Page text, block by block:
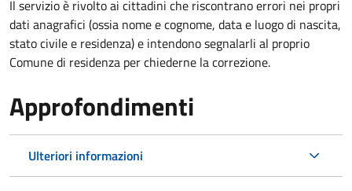
Il servizio è rivolto ai cittadini che riscontrano errori nei propri
dati anagrafici (ossia nome e cognome, data e luogo di nascita,
stato civile e residenza) e intendono segnalarli al proprio
Comune di residenza per chiederne la correzione.
Approfondimenti
Ulteriori informazioni